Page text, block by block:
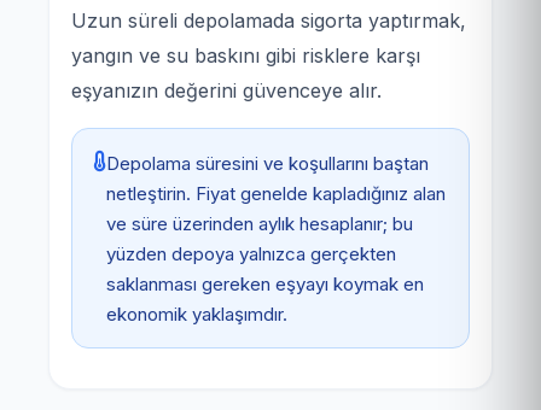
Uzun süreli depolamada sigorta yaptırmak,
yangın ve su baskını gibi risklere karşı
eşyanızın değerini güvenceye alır.
Depolama süresini ve koşullarını baştan
netleştirin. Fiyat genelde kapladığınız alan
ve süre üzerinden aylık hesaplanır; bu
yüzden depoya yalnızca gerçekten
saklanması gereken eşyayı koymak en
ekonomik yaklaşımdır.